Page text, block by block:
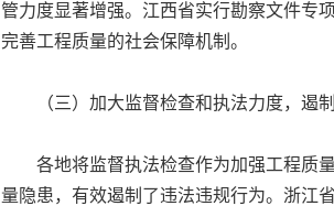
管力度显著增强。江西省实行勘察文件专
完善工程质量的社会保障机制。
（三）加大监督检查和执法力度，遏
各地将监督执法检查作为加强工程质量
量隐患，有效遏制了违法违规行为。浙江